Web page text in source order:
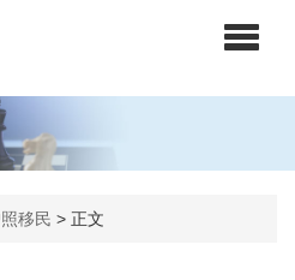
移民 > 正文